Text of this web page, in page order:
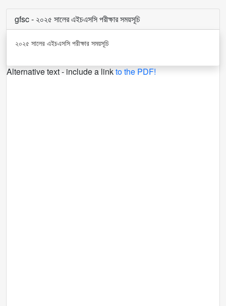
gfsc - ২০২৫ সালের এইচএসসি পরীক্ষার সময়সূচি
২০২৫ সালের এইচএসসি পরীক্ষার সময়সূচি
Alternative text - include a linkto the PDF!